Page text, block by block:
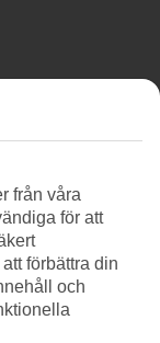
har att erbjuda.
På vissa av
andra
något för alla
från våra
för att
förbättra din
och